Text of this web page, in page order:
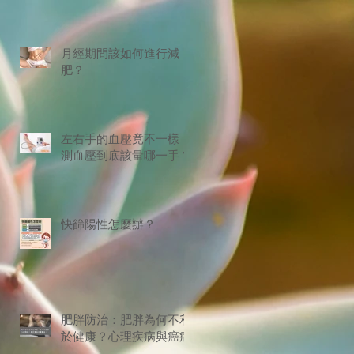
月經期間該如何進行減
肥？
左右手的血壓竟不一樣！
測血壓到底該量哪一手？
快篩陽性怎麼辦？
肥胖防治：肥胖為何不利
於健康？心理疾病與癌症